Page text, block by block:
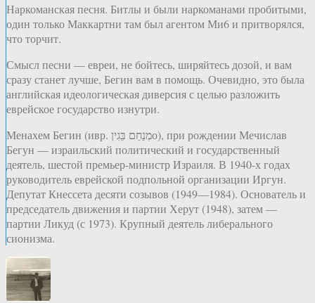
Наркоманская песня. Битлы и были наркоманами пробитыми,
один только Маккартни там был агентом Ми6 и притворялся,
что торчит.
Смысл песни — евреи, не бойтесь, ширяйтесь дозой, и вам
сразу станет лучше, Бегин вам в помощь. Очевидно, это была
английская идеологическая диверсия с целью разложить
еврейское государство изнутри.
Менахем Бегин (ивр. מְנַחֵם בֵּגִיןо‎), при рождении Мечислав
Бегун — израильский политический и государственный
деятель, шестой премьер-министр Израиля. В 1940-х годах
руководитель еврейской подпольной организации Иргун.
Депутат Кнессета десяти созывов (1949—1984). Основатель и
председатель движения и партии Херут (1948), затем —
партии Ликуд (с 1973). Крупный деятель либерального
сионизма.